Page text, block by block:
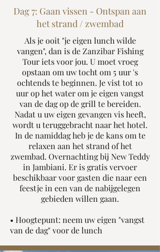
Dag 7: Gaan vissen - Ontspan aan
het strand / zwembad
Als je ooit "je eigen lunch wilde
vangen", dan is de Zanzibar Fishing
Tour iets voor jou. U moet vroeg
opstaan ​​om uw tocht om 5 uur 's
ochtends te beginnen. Je vist tot 10
uur op het water om je eigen vangst
van de dag op de grill te bereiden.
Nadat u uw eigen gevangen vis heeft,
wordt u teruggebracht naar het hotel.
In de namiddag heb je de kans om te
relaxen aan het strand of het
zwembad. Overnachting bij New Teddy
in Jambiani. Er is gratis vervoer
beschikbaar voor gasten die naar een
feestje in een van de nabijgelegen
gebieden willen gaan.
• Hoogtepunt: neem uw eigen "vangst
van de dag" voor de lunch